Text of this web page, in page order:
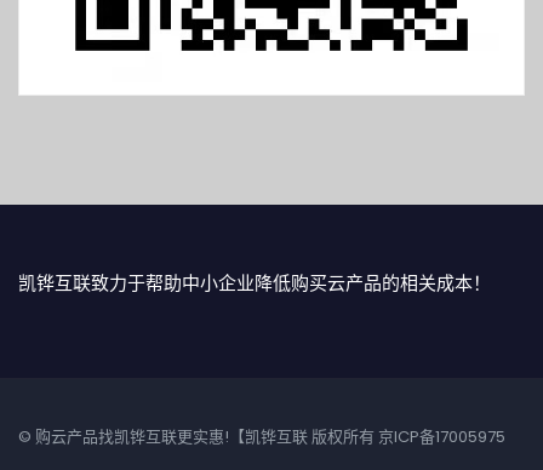
凯铧互联致力于帮助中小企业降低购买云产品的相关成本！
© 购云产品找凯铧互联更实惠!【凯铧互联 版权所有 京ICP备17005975